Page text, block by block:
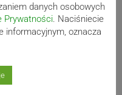
kajak
drużyn z całej
przez trzy dni
w Wiśle.
danych osobowych
Prywatności. Naciśniecie
informacyjnym, oznacza